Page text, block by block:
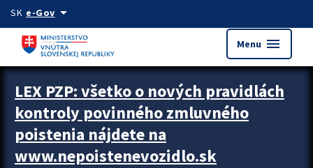
Preskocit na hlavný obsah
SK e-Govarrow_drop_down
Menu menu
Zastavit automatický posun upútavok
LEX PZP: všetko o nových pravidlách
kontroly povinného zmluvného
poistenia nájdete na
www.nepoistenevozidlo.sk